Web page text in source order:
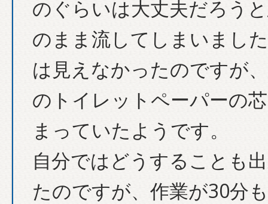
のぐらいは大丈夫だろう
のまま流してしまいまし
は見えなかったのですが
のトイレットペーパーの
まっていたようです。
自分ではどうすることも
たのですが、作業が30分